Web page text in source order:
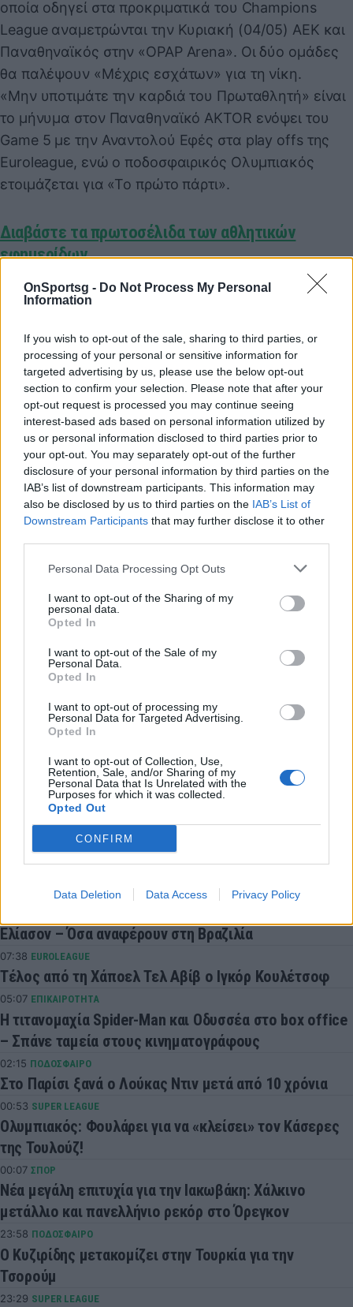
OnSportsg - Do Not Process My Personal
Information
If you wish to opt-out of the sale, sharing to third parties, or
processing of your personal or sensitive information for
targeted advertising by us, please use the below opt-out
section to confirm your selection. Please note that after your
opt-out request is processed you may continue seeing
interest-based ads based on personal information utilized by
us or personal information disclosed to third parties prior to
your opt-out. You may separately opt-out of the further
disclosure of your personal information by third parties on the
IAB’s list of downstream participants. This information may
also be disclosed by us to third parties on the IAB’s List of
Downstream Participants that may further disclose it to other
Personal Data Processing Opt Outs
I want to opt-out of the Sharing of my
personal data.
Opted In
I want to opt-out of the Sale of my
Personal Data.
Opted In
I want to opt-out of processing my
Personal Data for Targeted Advertising.
Opted In
I want to opt-out of Collection, Use,
Retention, Sale, and/or Sharing of my
Personal Data that Is Unrelated with the
Purposes for which it was collected.
Opted Out
CONFIRM
Data Deletion Data Access Privacy Policy
οποία οδηγεί στα προκριματικά του Champions
League αναμετρώνται την Κυριακή (04/05) ΑΕΚ και
Παναθηναϊκός στην «OPAP Arena». Οι δύο ομάδες
θα παλέψουν «Μέχρις εσχάτων» για τη νίκη.
«Μην υποτιμάτε την καρδιά του Πρωταθλητή» είναι
το μήνυμα στον Παναθηναϊκό AKTOR ενόψει του
Game 5 με την Αναντολού Εφές στα play offs της
Euroleague, ενώ ο ποδοσφαιρικός Ολυμπιακός
ετοιμάζεται για «Το πρώτο πάρτι».
Διαβάστε τα πρωτοσέλιδα των αθλητικών
εφημερίδων
νέο Mobile App
Πρωτοσέλιδα Αθλητικά πρωτοσέλιδα
Εφημερίδες αθλητικές εφημερίδες
COMMENTS
Συνδεθείτε για να σχολιάσετε
ΠΟΔΟΣΦΑΙΡΟ
Στην Κόμο έως το 2031 ο Τσαλόμπα
STORIES
Τα πρωτοσέλιδα των αθλητικών εφημερίδων (10/08):
«Γιαννακόπουλος on fire!»
CONFERENCE LEAGUE
Παναθηναϊκός: «Πετάει» για Βουλγαρία – Πιθανό να
έχει τέσσερις επιθετικούς στην αποστολή!
SUPER LEAGUE
Ελίασον – Όσα αναφέρουν στη Βραζιλία
07:38 EUROLEAGUE
Τέλος από τη Χάποελ Τελ Αβίβ ο Ιγκόρ Κουλέτσοφ
05:07 ΕΠΙΚΑΙΡΟΤΗΤΑ
Η τιτανομαχία Spider-Man και Οδυσσέα στο box office
– Σπάνε ταμεία στους κινηματογράφους
02:15 ΠΟΔΟΣΦΑΙΡΟ
Στο Παρίσι ξανά ο Λούκας Ντιν μετά από 10 χρόνια
00:53 SUPER LEAGUE
Ολυμπιακός: Φουλάρει για να «κλείσει» τον Κάσερες
της Τουλούζ!
00:07 ΣΠΟΡ
Νέα μεγάλη επιτυχία για την Ιακωβάκη: Χάλκινο
μετάλλιο και πανελλήνιο ρεκόρ στο Όρεγκον
23:58 ΠΟΔΟΣΦΑΙΡΟ
Ο Κυζιρίδης μετακομίζει στην Τουρκία για την
Τσορούμ
23:29 SUPER LEAGUE